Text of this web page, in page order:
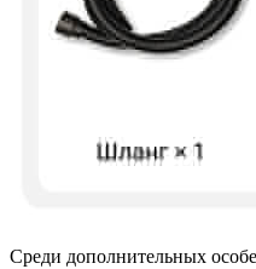
Среди дополнительных